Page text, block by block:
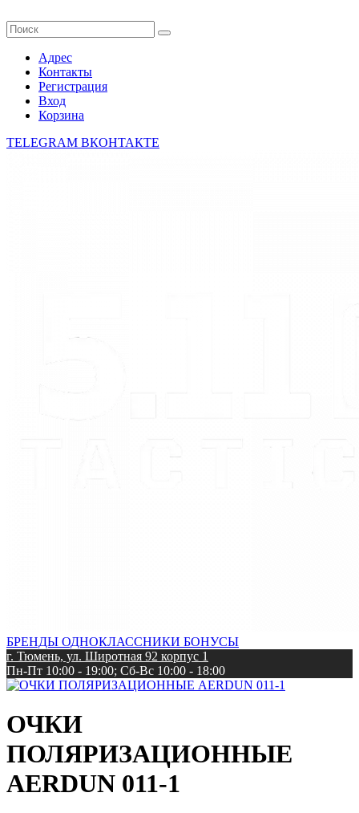
Адрес
Контакты
Регистрация
Вход
Корзина
TELEGRAM ВКОНТАКТЕ
БРЕНДЫ ОДНОКЛАССНИКИ БОНУСЫ
г. Тюмень, ул. Широтная 92 корпус 1
Пн-Пт 10:00 - 19:00; Сб-Вс 10:00 - 18:00
ОЧКИ
ПОЛЯРИЗАЦИОННЫЕ
AERDUN 011-1